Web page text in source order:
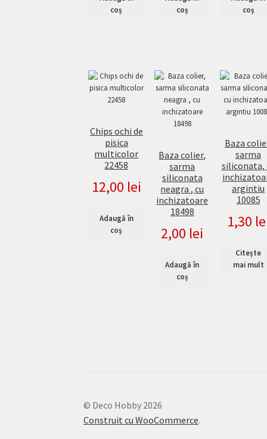
coș
coș
coș
Chips ochi de
pisica
multicolor
22458
12,00 lei
Adaugă în
coș
Baza colier,
sarma
siliconata
neagra , cu
inchizatoare
18498
2,00 lei
Adaugă în
coș
Baza
sarma
siliconata,
argintiu
10085
1,30
Citește
mai mult
© Deco Hobby 2026
Construit cu WooCommerce.